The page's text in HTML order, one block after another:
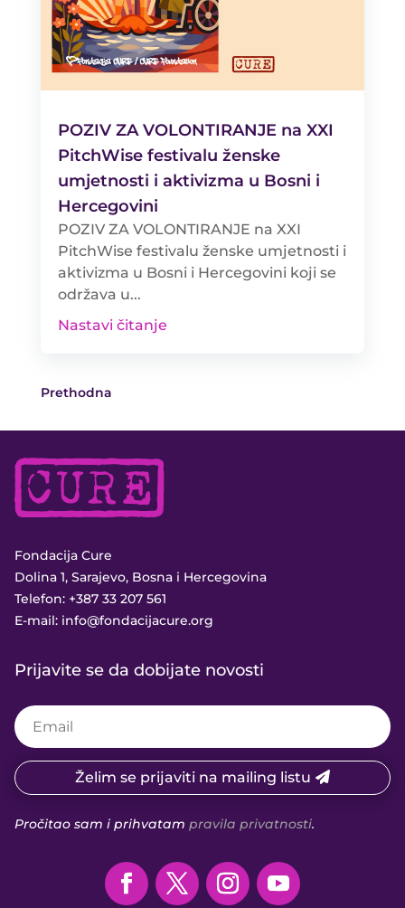
POZIV ZA VOLONTIRANJE na XXI
PitchWise festivalu ženske
umjetnosti i aktivizma u Bosni i
Hercegovini
POZIV ZA VOLONTIRANJE na XXI
PitchWise festivalu ženske umjetnosti i
aktivizma u Bosni i Hercegovini koji se
održava u...
Nastavi čitanje
Prethodna
Fondacija Cure
Dolina 1, Sarajevo, Bosna i Hercegovina
Telefon: +387 33 207 561
E-mail: info@fondacijacure.org
Prijavite se da dobijate novosti
Želim se prijaviti na mailing listu
Pročitao sam i prihvatam pravila privatnosti.